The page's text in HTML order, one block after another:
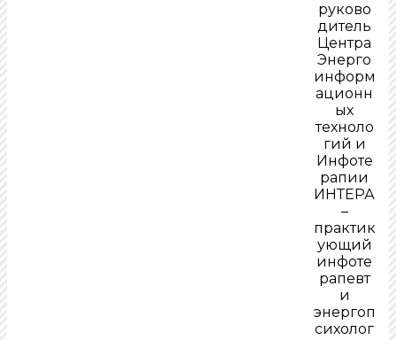
руково
дитель
Центра
Энерго
информ
ационн
ых
техноло
гий и
Инфоте
рапии
ИНТЕРА
–
практик
ующий
инфоте
рапевт
и
энергоп
сихолог